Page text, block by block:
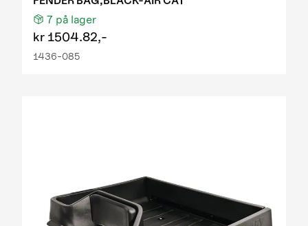
7 på lager
kr 1504.82,-
1436-085